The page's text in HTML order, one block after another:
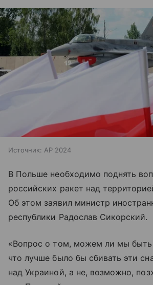
Источник: AP 2024
В Польше необходимо поднять
российских ракет над
Об этом заявил министр
республики Радослав Сикорский.
«Вопрос о том, можем ли мы быть
что лучше было бы сбивать эти
над Украиной, а не, возможно,